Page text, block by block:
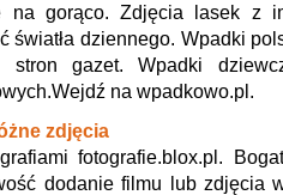
na gorąco. Zdjęcia lasek z
światła dziennego. Wpadki
stron gazet. Wpadki
na wpadkowo.pl.
zdjęcia
fotografie.blox.pl.
dodanie filmu lub zdjęcia